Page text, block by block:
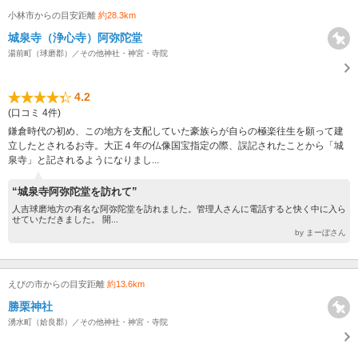
小林市からの目安距離 約28.3km
城泉寺（浄心寺）阿弥陀堂
湯前町（球磨郡）／その他神社・神宮・寺院
4.2
(口コミ 4件)
鎌倉時代の初め、この地方を支配していた豪族らが自らの極楽往生を願って建
立したとされるお寺。大正４年の仏像国宝指定の際、誤記されたことから「城
泉寺」と記されるようになりまし...
“城泉寺阿弥陀堂を訪れて”
人吉球磨地方の有名な阿弥陀堂を訪れました。管理人さんに電話すると快く中に入ら
せていただきました。 開...
by まーぼさん
えびの市からの目安距離 約13.6km
勝栗神社
湧水町（姶良郡）／その他神社・神宮・寺院